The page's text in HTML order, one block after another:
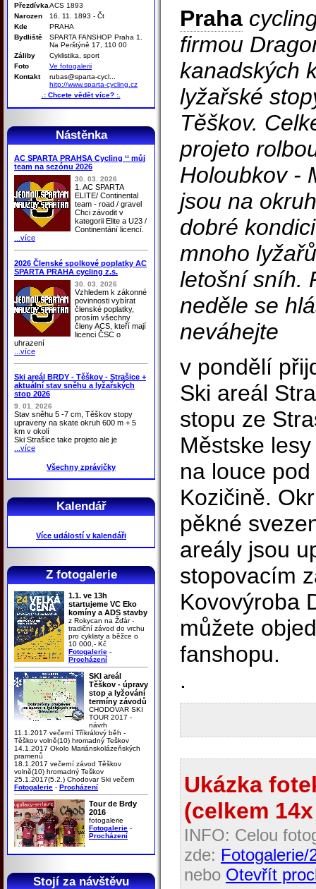
PřezdívkaACS 1893
Narozen
16. 11. 1893 - Čt
Kde
PRAHA
Bydliště
SPARTA FANSHOP Praha 1.
Na Perštýně 17, 110 00
Záliby
Cyklistika, sport
Foto
Ve fotogalerii
Kontakt
rubas@sparta-cycl...
hitp://www.sparta-cycling.cz
.: Chcete vědět více? :.
Nástěnka
AC SPARTA PRAHSA Cycling ‘‘ můj
team na sezónu 2026
30. 03. 2026
1. AC SPARTA
ELITE/ Continental
team - road / gravel
Chci závodit v
kategorii Elite a U23 /
Continentání licencí.
...více
2026 Členské spolkové poplatky AC
SPARTA PRAHA cycling z.s.
30. 03. 2026
Vzhledem k zákonné
povinnosti vybírat
členské poplatky,
prosím všechny
členy ACS, kteří mají
licenci ČSC o
uhrazení
...více
Ski areál BRDY - Těškov - Strašice +
aktuální stav sněhu a lyžařských
stop 2026
9. 01. 2026
Stav sněhu 5 -7 cm, Těškov stopy
upraveny na skate okruh 600 m + 5
km v okolí
Ski Strašice take projeto ale je
...více
Všechny zprávičky
Kalendář
Více událostí v kalendáři
Z fotogalerie
1.1. ve 13h
startujeme VC Eko
komíny a ADS stavby
z Rokycan na Žďár -
tradiční závod do vrchu
pro cyklisty a běžce o
10 000,- Kč
Fotogalerie -
Procházení
SKI areál
Těškov - úpravy
stop a lyžování
termíny závodů
CHODOVAR SKI
TOUR 2017 -
návrh
11.1.2017 večerní Tříkrálový běh -
Těškov volně(10) hromadný Teškov
14.1.2017 Okolo Mariánskolázeňských
pramenů
18.1.2017 večerní závod Těškov
volně(10) hromadný Teškov
25.1.2017(5.2.) Chodovar Ski večern
Fotogalerie - Procházení
Tour de Brdy
2016
fotogalerie
Fotogalerie -
Procházení
Stojí za návštěvu
Praha
firmou
kanadských
lyžařské
Těškov.
projeto
Holoubkov -
jsou na
dobré
mnoho
letošní sníh.
neděle se
neváhejte
v pondělí
Ski areál
stopu ze
Městske
na louce
Kozičině.
pěkné
areály jsou
stopovacím
Kovovýroba
můžete
fanshopu.
.
Ukázka
(celkem
INFO: Celou
zde: Fotogalerie/
nebo Otevřít